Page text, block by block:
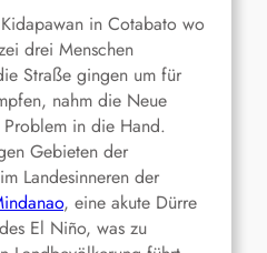
in Cotabato wo
drei Menschen
Straße gingen um für
nahm die Neue
in die Hand.
Gebieten der
Landesinneren der
, eine akute Dürre
El Niño, was zu